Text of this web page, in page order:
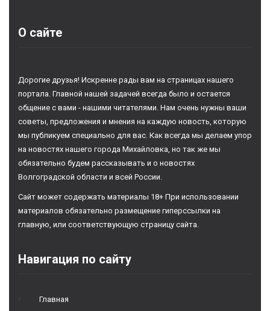
О сайте
Дорогие друзья! Искренне рады вам на страницах нашего
портала. Главной нашей задачей всегда было и остается
общение с вами - нашими читателями. Нам очень нужны ваши
советы, предложения и мнения на каждую новость, которую
мы публикуем специально для вас. Как всегда мы делаем упор
на новостях нашего города Михайловка, но так же мы
обязательно будем рассказывать и о новостях
Волгоградской области и всей России.
Сайт может содержать материалы 18+ При использовании
материалов обязательно размещение гиперссылки на
главную, или соответствующую страницу сайта.
Навигация по сайту
Главная